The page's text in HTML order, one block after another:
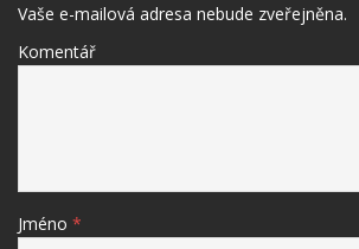
Vaše e-mailová adresa nebude zveřejněna.
Komentář
Jméno *